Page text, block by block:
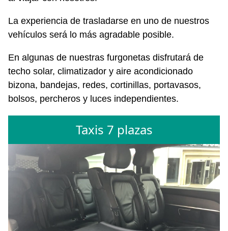
La experiencia de trasladarse en uno de nuestros
vehículos será lo más agradable posible.
En algunas de nuestras furgonetas disfrutará de
techo solar, climatizador y aire acondicionado
bizona, bandejas, redes, cortinillas, portavasos,
bolsos, percheros y luces independientes.
Taxis 7 plazas